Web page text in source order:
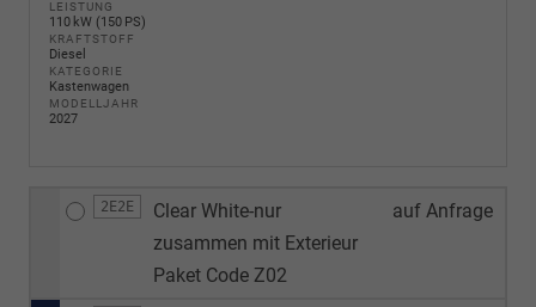
LEISTUNG
110 kW (150 PS)
KRAFTSTOFF
Diesel
KATEGORIE
Kastenwagen
MODELLJAHR
2027
2E2E
Clear White-nur
zusammen mit Exterieur
Paket Code Z02
auf Anfrage